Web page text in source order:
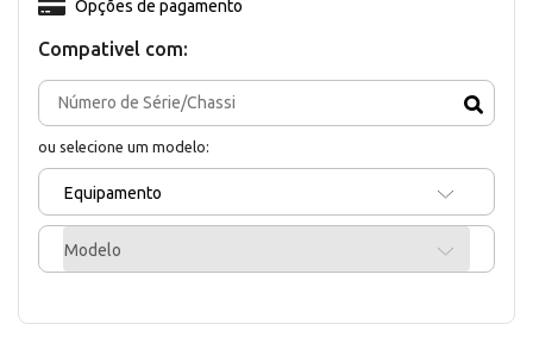
Compativel com:
ou selecione um modelo:
Equipamento
Modelo
Opções de pagamento